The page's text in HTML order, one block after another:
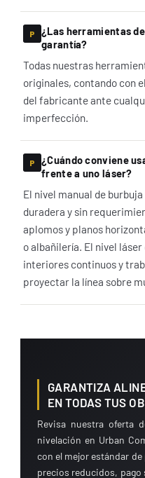
¿Las herramientas
garantía?
Todas nuestras
originales, contando con
del fabricante ante
imperfección.
¿Cuándo conviene
frente a uno láser?
El nivel manual de
duradera y sin
aplomos y planos
o albañilería. El nivel
interiores continuos y
proyectar la línea sobre
GARANTIZA
EN TODAS TUS
Revisa nuestra oferta
nivelación en Urban
con el mejor estándar
precios reducidos, pago